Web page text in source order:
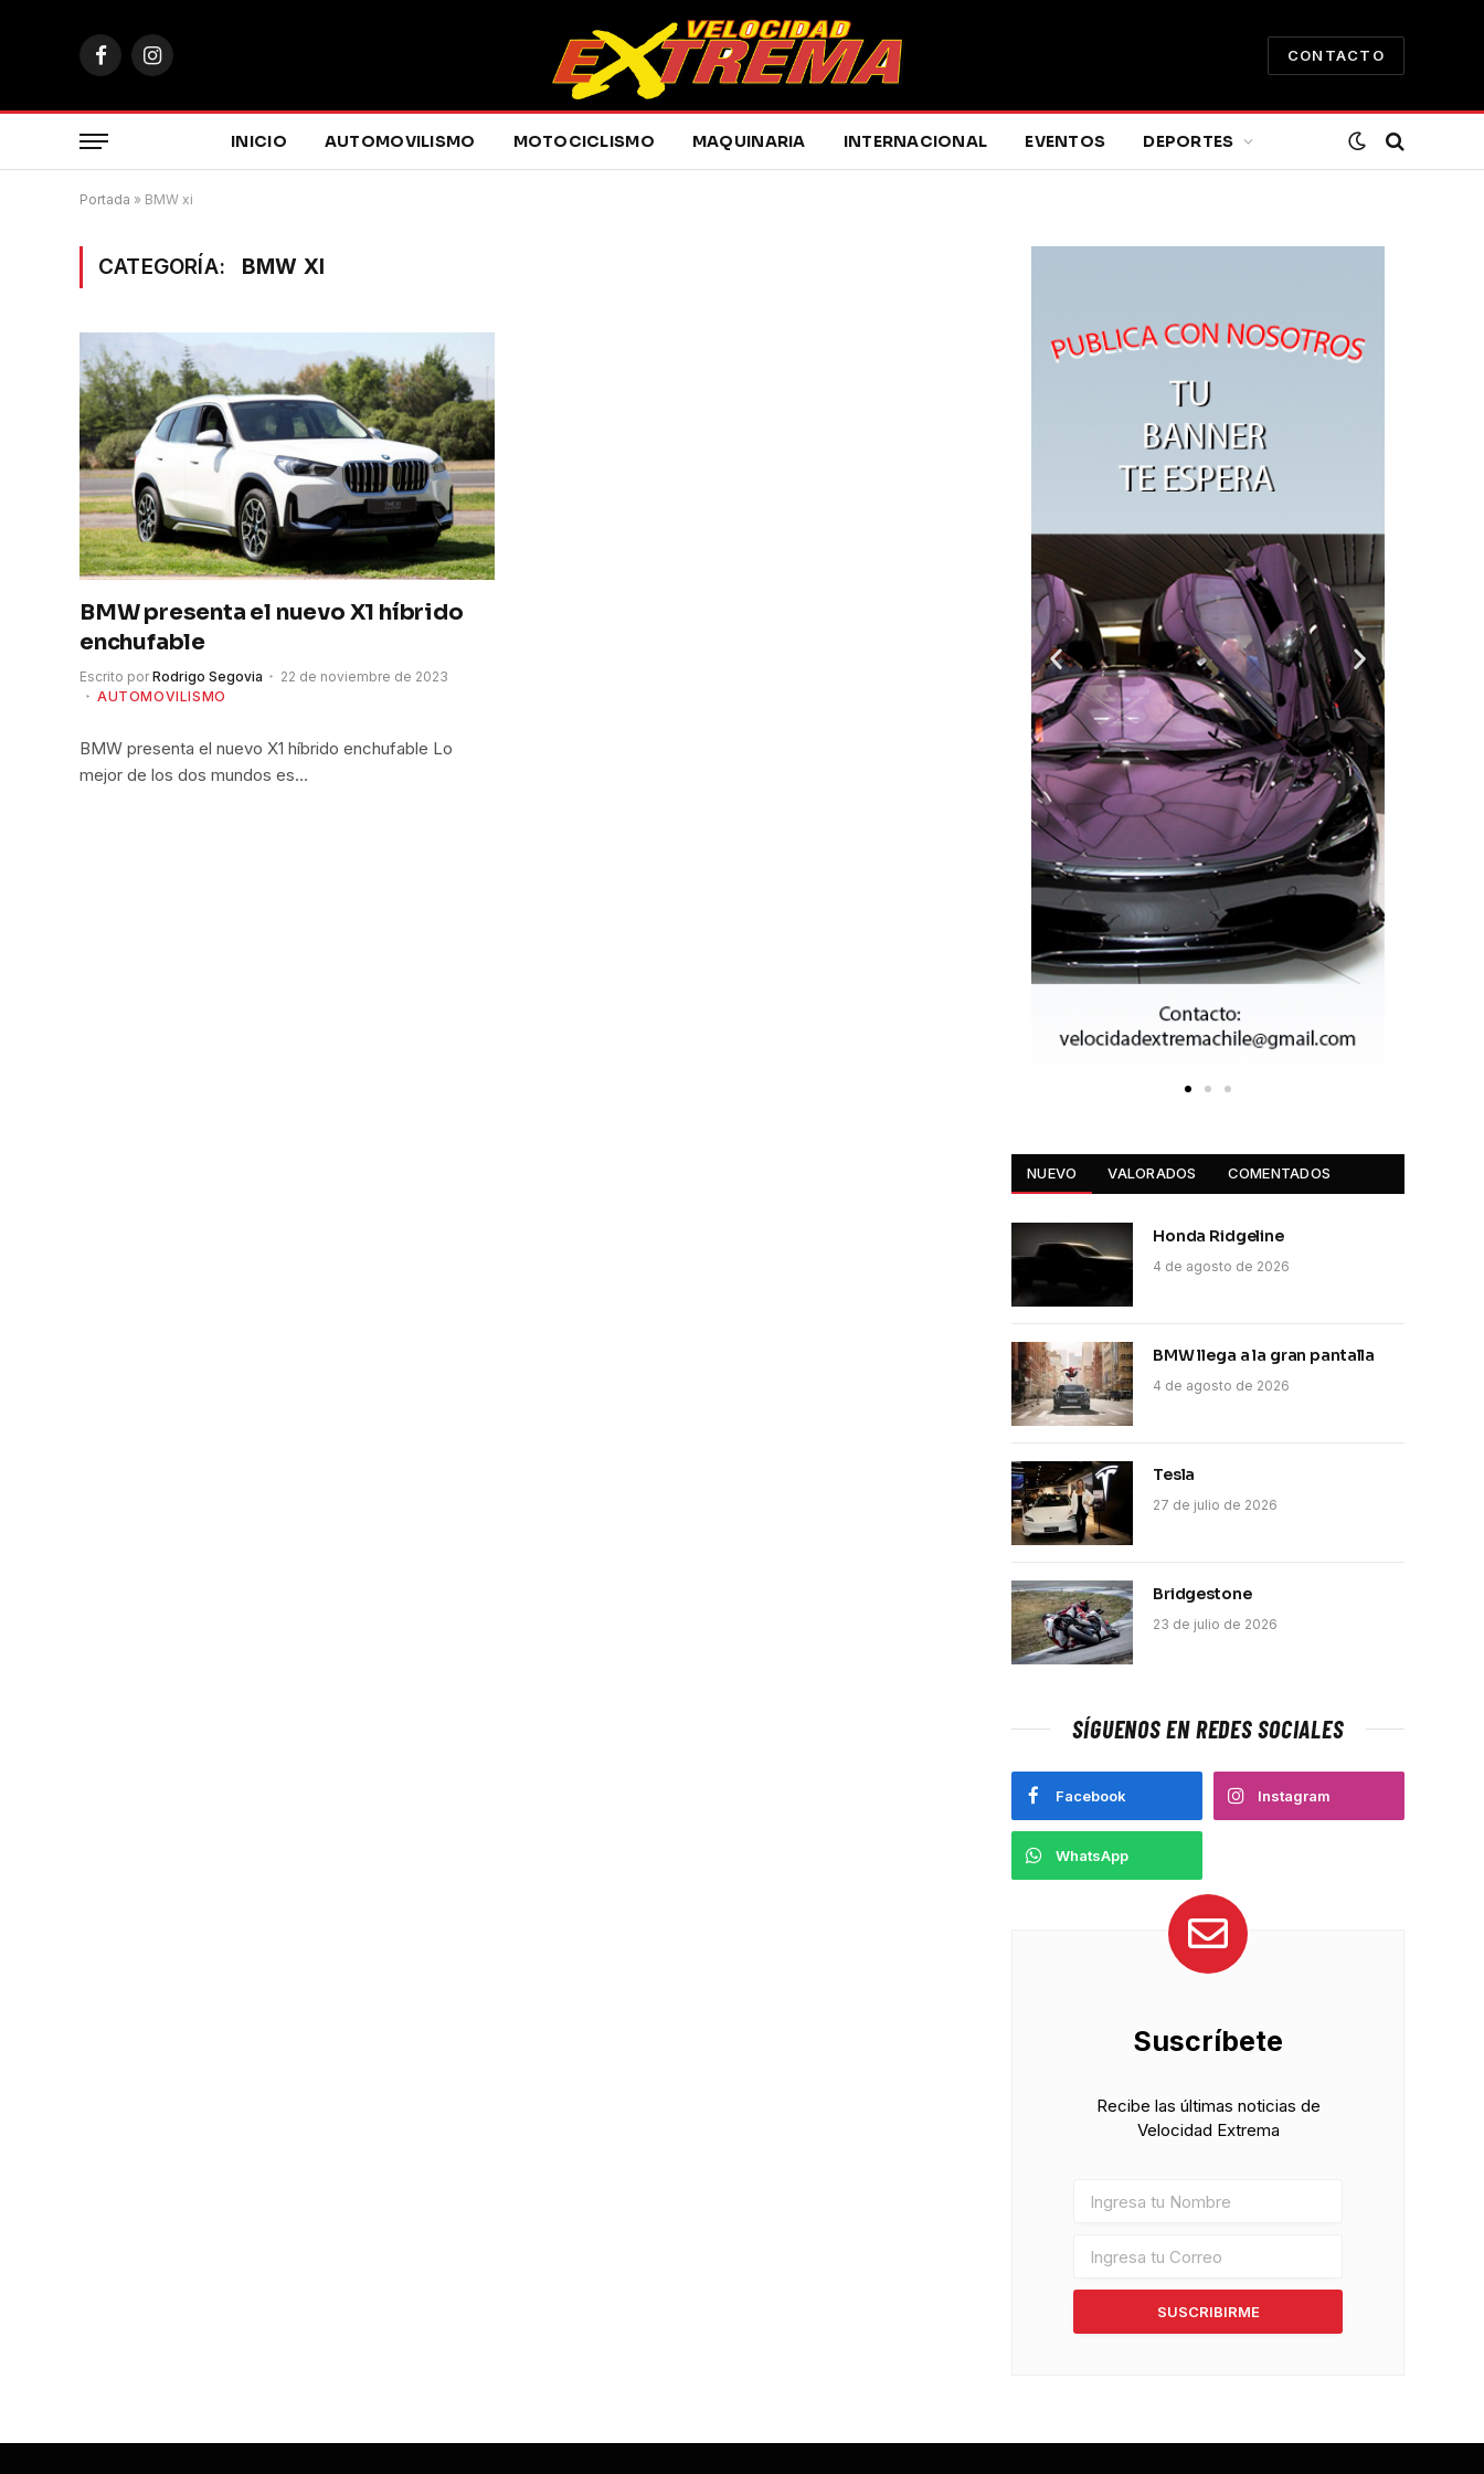
FacebookInstagram
CONTACTO
INICIO AUTOMOVILISMO MOTOCICLISMO MAQUINARIA INTERNACIONAL EVENTOS DEPORTES
Portada » BMW xi
CATEGORÍA: BMW XI
BMW presenta el nuevo X1 híbrido
enchufable
Escrito por Rodrigo Segovia
22 de noviembre de 2023
AUTOMOVILISMO
BMW presenta el nuevo X1 híbrido enchufable Lo
mejor de los dos mundos es…
NUEVO VALORADOS COMENTADOS
Honda Ridgeline
4 de agosto de 2026
BMW llega a la gran pantalla
4 de agosto de 2026
Tesla
27 de julio de 2026
Bridgestone
23 de julio de 2026
SÍGUENOS EN REDES SOCIALES
Facebook Instagram
WhatsApp
Suscríbete
Recibe las últimas noticias de
Velocidad Extrema
SUSCRIBIRME